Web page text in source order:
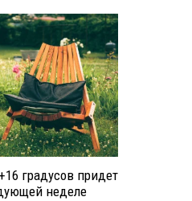
градусов придет
неделе